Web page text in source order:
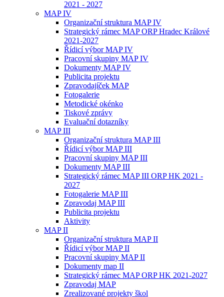
2021 - 2027
MAP IV
Organizační struktura MAP IV
Strategický rámec MAP ORP Hradec Králové
2021-2027
Řídicí výbor MAP IV
Pracovní skupiny MAP IV
Dokumenty MAP IV
Publicita projektu
Zpravodajíček MAP
Fotogalerie
Metodické okénko
Tiskové zprávy
Evaluační dotazníky
MAP III
Organizační struktura MAP III
Řídicí výbor MAP III
Pracovní skupiny MAP III
Dokumenty MAP III
Strategický rámec MAP III ORP HK 2021 -
2027
Fotogalerie MAP III
Zpravodaj MAP III
Publicita projektu
Aktivity
MAP II
Organizační struktura MAP II
Řídicí výbor MAP II
Pracovní skupiny MAP II
Dokumenty map II
Strategický rámec MAP ORP HK 2021-2027
Zpravodaj MAP
Zrealizované projekty škol